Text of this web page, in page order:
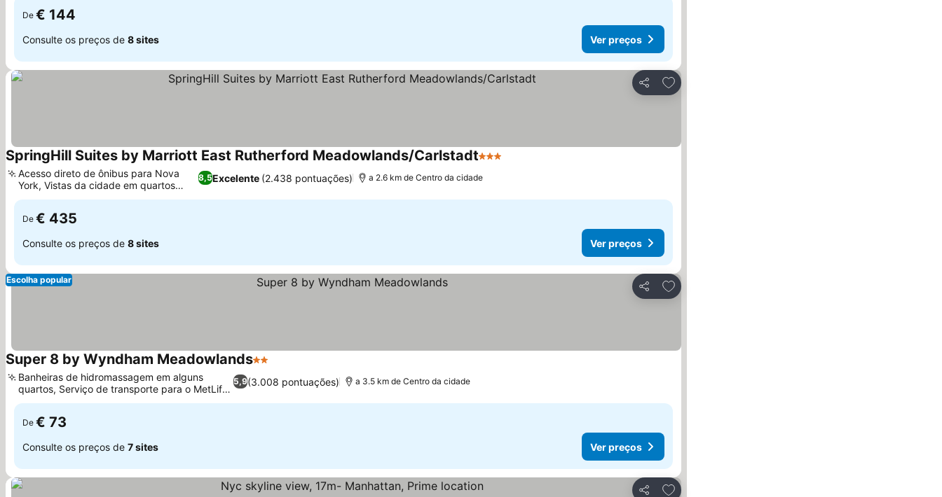
De € 144
Consulte os preços de 8 sites Ver preços
Partilhar
Adicionar aos favoritos
SpringHill Suites by Marriott East Rutherford Meadowlands/Carlstadt3 Estrelas
8,5Excelente (2.438 pontuações)
Acesso direto de ônibus para Nova
York, Vistas da cidade em quartos
selecionados
a 2.6 km de Centro da cidade
De € 435
Consulte os preços de 8 sites Ver preços
Partilhar
Adicionar aos favoritos
Escolha popular
Super 8 by Wyndham Meadowlands2 Estrelas
5,9(3.008 pontuações)
Banheiras de hidromassagem em alguns
quartos, Serviço de transporte para o MetLife
Stadium
a 3.5 km de Centro da cidade
De € 73
Consulte os preços de 7 sites Ver preços
Adicionar aos favoritos